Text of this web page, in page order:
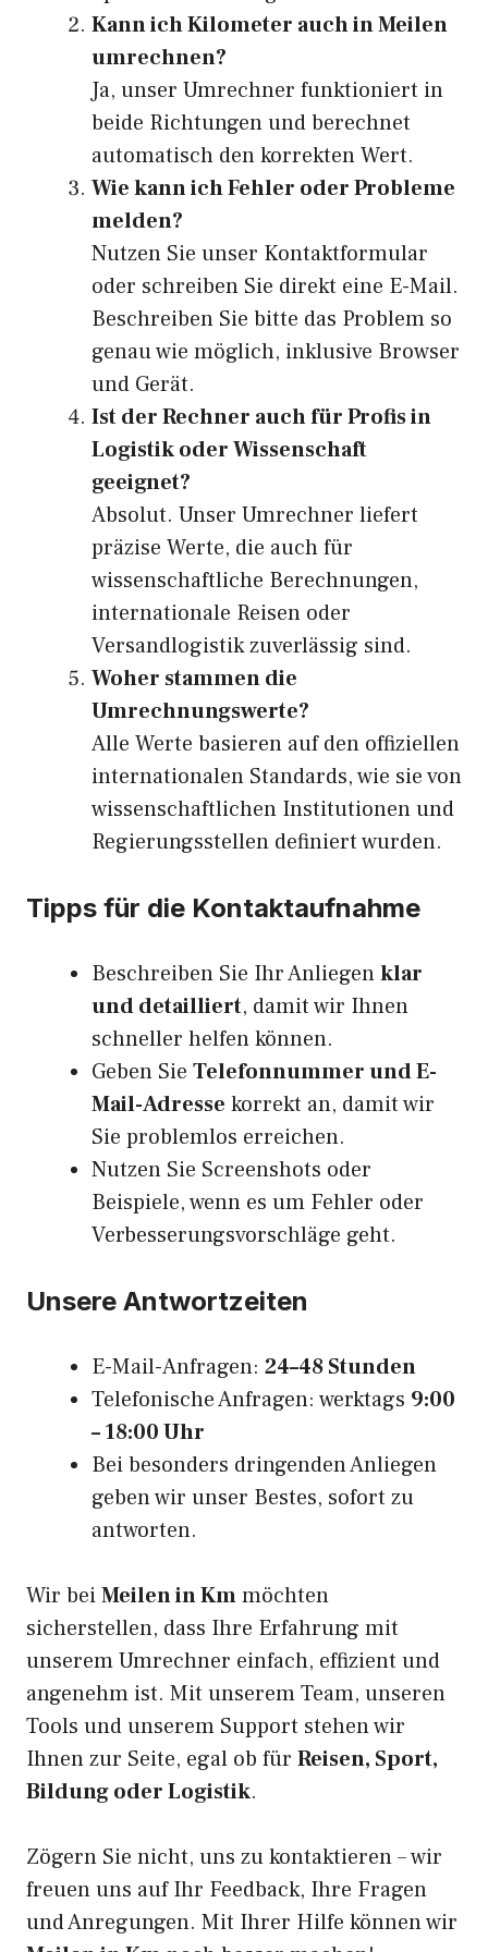
Kann ich Kilometer auch in Meilen
umrechnen?
Ja, unser Umrechner funktioniert in
beide Richtungen und berechnet
automatisch den korrekten Wert.
Wie kann ich Fehler oder Probleme
melden?
Nutzen Sie unser Kontaktformular
oder schreiben Sie direkt eine E-Mail.
Beschreiben Sie bitte das Problem so
genau wie möglich, inklusive Browser
und Gerät.
Ist der Rechner auch für Profis in
Logistik oder Wissenschaft
geeignet?
Absolut. Unser Umrechner liefert
präzise Werte, die auch für
wissenschaftliche Berechnungen,
internationale Reisen oder
Versandlogistik zuverlässig sind.
Woher stammen die
Umrechnungswerte?
Alle Werte basieren auf den offiziellen
internationalen Standards, wie sie von
wissenschaftlichen Institutionen und
Regierungsstellen definiert wurden.
Tipps für die Kontaktaufnahme
Beschreiben Sie Ihr Anliegenklar
und detailliert, damit wir Ihnen
schneller helfen können.
Geben Sie Telefonnummer und E-
Mail-Adresse korrekt an, damit wir
Sie problemlos erreichen.
Nutzen Sie Screenshots oder
Beispiele, wenn es um Fehler oder
Verbesserungsvorschläge geht.
Unsere Antwortzeiten
E-Mail-Anfragen: 24–48 Stunden
Telefonische Anfragen: werktags 9:00
– 18:00 Uhr
Bei besonders dringenden Anliegen
geben wir unser Bestes, sofort zu
antworten.
Wir beiMeilen in Kmmöchten
sicherstellen, dass Ihre Erfahrung mit
unserem Umrechner einfach, effizient und
angenehm ist. Mit unserem Team, unseren
Tools und unserem Support stehen wir
Ihnen zur Seite, egal ob für Reisen, Sport,
Bildung oder Logistik.
Zögern Sie nicht, uns zu kontaktieren – wir
freuen uns auf Ihr Feedback, Ihre Fragen
und Anregungen. Mit Ihrer Hilfe können wir